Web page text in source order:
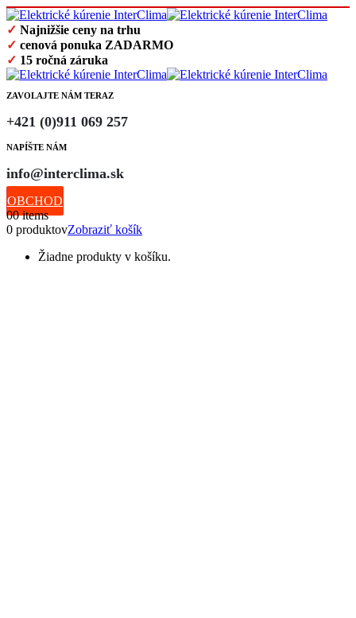
✓ Najnižšie ceny na trhu
✓ cenová ponuka ZADARMO
✓ 15 ročná záruka
ZAVOLAJTE NÁM TERAZ
+421 (0)911 069 257
NAPÍŠTE NÁM
info@interclima.sk
OBCHOD
00 items
0 produktovZobraziť košík
Žiadne produkty v košíku.